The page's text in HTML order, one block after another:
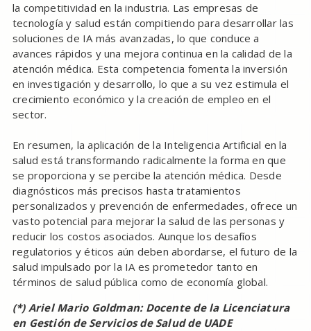
la competitividad en la industria. Las empresas de
tecnología y salud están compitiendo para desarrollar las
soluciones de IA más avanzadas, lo que conduce a
avances rápidos y una mejora continua en la calidad de la
atención médica. Esta competencia fomenta la inversión
en investigación y desarrollo, lo que a su vez estimula el
crecimiento económico y la creación de empleo en el
sector.
En resumen, la aplicación de la Inteligencia Artificial en la
salud está transformando radicalmente la forma en que
se proporciona y se percibe la atención médica. Desde
diagnósticos más precisos hasta tratamientos
personalizados y prevención de enfermedades, ofrece un
vasto potencial para mejorar la salud de las personas y
reducir los costos asociados. Aunque los desafíos
regulatorios y éticos aún deben abordarse, el futuro de la
salud impulsado por la IA es prometedor tanto en
términos de salud pública como de economía global.
(*) Ariel Mario Goldman: Docente de la Licenciatura
en Gestión de Servicios de Salud de UADE